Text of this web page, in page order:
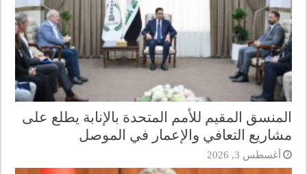
المنسق المقيم للأمم المتحدة بالإنابة يطلع على
مشاريع التعافي والإعمار في الموصل
أغسطس 3, 2026